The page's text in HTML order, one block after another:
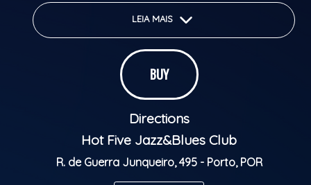
de quinteto. Com Tom Almeida no Piano, Kapees
Sukhavasi no Contrabaixo, Seba Ramirez na Bateria
e Tyler White no Saxofone, apresenta este projeto
numa confluência de referências multiculturais.
Parental Rating: M/16
LEIA MAIS
BUY
Directions
Hot Five Jazz&Blues Club
R. de Guerra Junqueiro, 495 - Porto, POR